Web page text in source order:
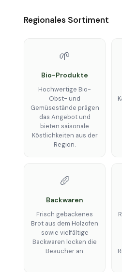
Regionales Sortiment
🌱
Bio-Produkte
Hochwertige Bio-
Obst- und
Gemüsestände prägen
das Angebot und
bieten saisonale
Köstlichkeiten aus der
Region.
🥖
Backwaren
Frisch gebackenes
Brot aus dem Holzofen
sowie vielfältige
Backwaren locken die
Besucher an.